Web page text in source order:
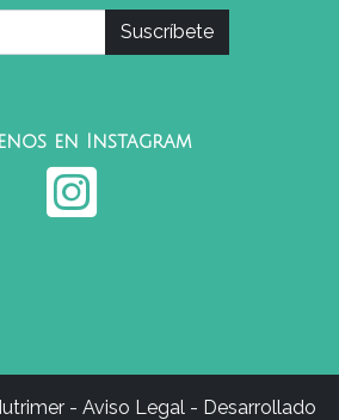
en Instagram
- Aviso Legal - Desarrollado